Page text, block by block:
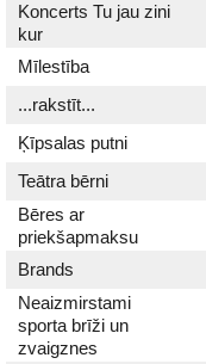
Koncerts Tu jau zini
kur
Mīlestība
...rakstīt...
Ķīpsalas putni
Teātra bērni
Bēres ar
priekšapmaksu
Brands
Neaizmirstami
sporta brīži un
zvaigznes